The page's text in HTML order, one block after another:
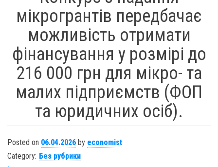
мікрогрантів передбачає
можливість отримати
фінансування у розмірі до
216 000 грн для мікро- та
малих підприємств (ФОП
та юридичних осіб).
Posted on 06.04.2026 by economist
Category: Без рубрики